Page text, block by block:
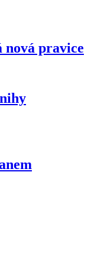
pravice